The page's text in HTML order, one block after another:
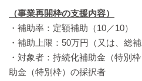
（事業再開枠の支援内容）
・補助率：定額補助（10／10）
・補助上限：50万円（又は、総
・対象者：持続化補助金（特別
助金（特別枠）の採択者